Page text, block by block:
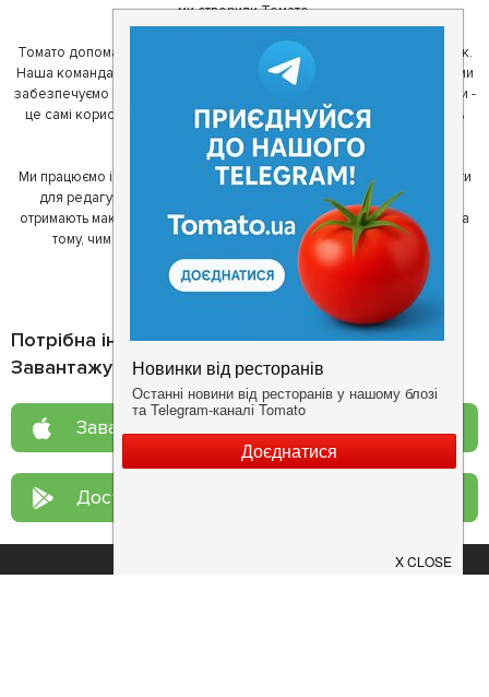
ми створили Томато.
Томато допомагає своїм користувачам знайти цікаві місця неподалік.
Наша команда регулярно зв'язується з ресторанами - таким чином ми
забезпечуємо актуальність інформації. Друга частина нашої команди -
це самі користувачі, які діляться своїми враженнями і допомагають
один одному у виборі кращих місць.
Ми працюємо і з ресторанами. Для них ми надаємо зручні інструменти
для редагування інформації про себе - в результаті відвідувачі
отримають максимум інформації, а ресторан зможе зосередитися на
тому, чим він любить займатися більше всього - смачній їжі.
Потрібна інформація про заклад?
Завантажуйте додаток!
Завантажте у
Доступно у